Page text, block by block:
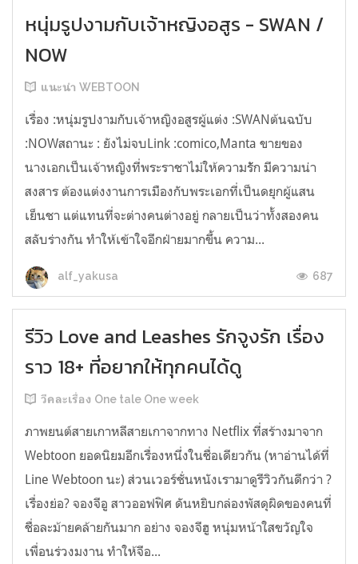
หนุ่มรูปงามกับเจ้าหญิงอสูร - SWAN /
NOW
แนะนำ WEBTOON
เรื่อง :หนุ่มรูปงามกับเจ้าหญิงอสูรผู้แต่ง :SWANต้นฉบับ
:NOWสถานะ : ยังไม่จบLink :comico,Manta ขายของ
นางเอกเป็นเจ้าหญิงที่พระราชาไม่ให้ความรััก มีความน่า
สงสาร ต้องแต่งงานการเมืองกับพระเอกที่เป็นดยุกผู้แสน
เย็นชา แต่แทนที่จะต่างคนต่างอยู่ กลายเป็นว่าทั้งสองคน
สลับร่างกัน ทำให้เข้าใจอีกฝ่ายมากขึ้น ความ...
alf_yakusa 687
รีวิว Love and Leashes รักจูงรัก เรื่อง
ราว 18+ ที่อยากให้ทุกคนได้ดู
วีคละเรื่อง One tale One week
ภาพยนต์สายเกาหลีสายเกาจากทาง Netflix ที่สร้างมาจาก
Webtoon ยอดนิยมอีกเรื่องหนึ่งในชื่อเดียวกัน (หาอ่านได้ที่
Line Webtoon นะ) ส่วนเวอร์ชั่นหนังเรามาดูรีวิวกันดีกว่า ?
เรื่องย่อ? จองจีอู สาวออฟฟิศ ดันหยิบกล่องพัสดุผิดของคนที่
ชื่อละม้ายคล้ายกันมาก อย่าง จองจีฮู หนุ่มหน้าใสขวัญใจ
เพื่อนร่วงมงาน ทำให้จีอ...